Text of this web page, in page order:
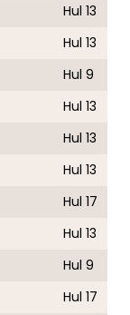
Hul 13
Hul 13
Hul 9
Hul 13
Hul 13
Hul 13
Hul 17
Hul 13
Hul 9
Hul 17